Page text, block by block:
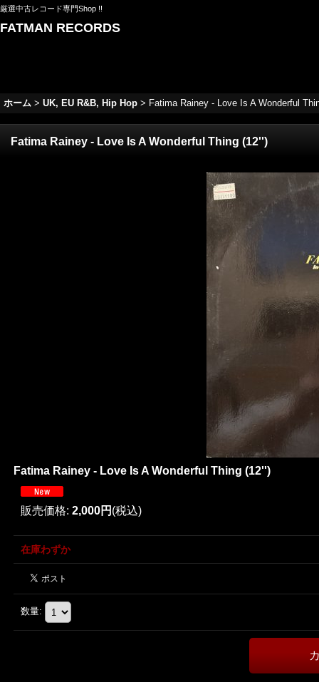
厳選中古レコード専門Shop !!
FATMAN RECORDS
ホーム > UK, EU R&B, Hip Hop > Fatima Rainey - Love Is A Wonderful
Fatima Rainey - Love Is A Wonderful Thing (12'')
Fatima Rainey - Love Is A Wonderful Thing (12'')
販売価格: 2,000円 (税込)
在庫わずか
数量: